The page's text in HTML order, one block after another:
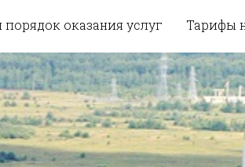
оказания услуг Тарифы